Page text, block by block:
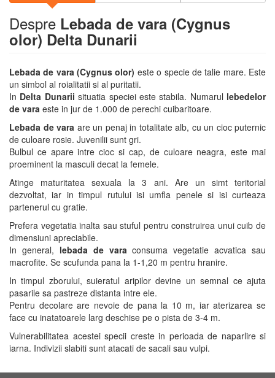
Despre Lebada de vara (Cygnus
olor) Delta Dunarii
Lebada de vara (Cygnus olor) este o specie de talie mare. Este
un simbol al roialitatii si al puritatii.
In Delta Dunarii situatia speciei este stabila. Numarul lebedelor
de vara este in jur de 1.000 de perechi cuibaritoare.
Lebada de vara are un penaj in totalitate alb, cu un cioc puternic
de culoare rosie. Juvenilii sunt gri.
Bulbul ce apare intre cioc si cap, de culoare neagra, este mai
proeminent la masculi decat la femele.
Atinge maturitatea sexuala la 3 ani. Are un simt teritorial
dezvoltat, iar in timpul rutului isi umfla penele si isi curteaza
partenerul cu gratie.
Prefera vegetatia inalta sau stuful pentru construirea unui cuib de
dimensiuni apreciabile.
In general, lebada de varaconsuma vegetatie acvatica sau
macrofite. Se scufunda pana la 1-1,20 m pentru hranire.
In timpul zborului, suieratul aripilor devine un semnal ce ajuta
pasarile sa pastreze distanta intre ele.
Pentru decolare are nevoie de pana la 10 m, iar aterizarea se
face cu inatatoarele larg deschise pe o pista de 3-4 m.
Vulnerabilitatea acestei specii creste in perioada de naparlire si
iarna. Indivizii slabiti sunt atacati de sacali sau vulpi.